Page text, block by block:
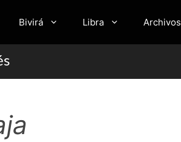
Bivirá Libra Archivos